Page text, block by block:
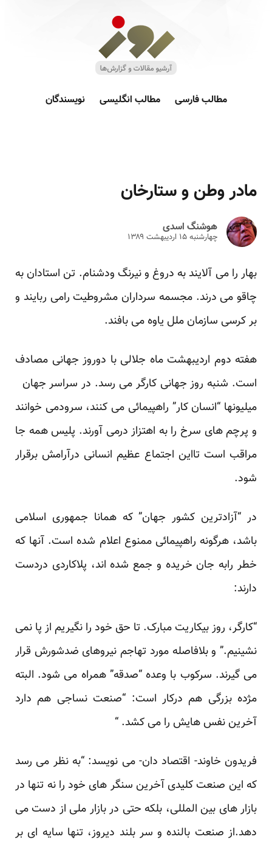
مطالب فارسی مطالب انگلیسی نویسندگان
مادر وطن و ستارخان
هوشنگ اسدی
چهارشنبه ۱۵ ارديبهشت ۱۳۸۹
بهار را می آلایند به دروغ و نیرنگ ودشنام. تن استادان به
چاقو می درند. مجسمه سرداران مشروطیت رامی ربایند و
بر کرسی سازمان ملل یاوه می بافند.
هفته دوم اردیبهشت ماه جلالی با دوروز جهانی مصادف
است. شنبه روز جهانی کارگر می رسد. در سراسر جهان
میلیونها “انسان کار” راهپیمائی می کنند، سرودمی خوانند
و پرچم های سرخ را به اهتزاز درمی آورند. پلیس همه جا
مراقب است تااین اجتماع عظیم انسانی درآرامش برقرار
شود.
در “آزادترین کشور جهان” که همانا جمهوری اسلامی
باشد، هرگونه راهپیمائی ممنوع اعلام شده است. آنها که
خطر رابه جان خریده و جمع شده اند، پلاکاردی دردست
دارند:
“کارگر، روز بیکاریت مبارک. تا حق خود را نگیریم از پا نمی
نشینیم.” و بلافاصله مورد تهاجم نیروهای ضدشورش قرار
می گیرند. سرکوب با وعده “صدقه” همراه می شود. البته
مژده بزرگی هم درکار است: “صنعت نساجی هم دارد
آخرین نفس هایش را می کشد. “
فریدون خاوند- اقتصاد دان- می نویسد: “به نظر می رسد
که این صنعت کلیدی آخرین سنگر های خود را نه تنها در
بازار های بین المللی، بلکه حتی در بازار ملی از دست می
دهد.از صنعت بالنده و سر بلند دیروز، تنها سایه ای بر